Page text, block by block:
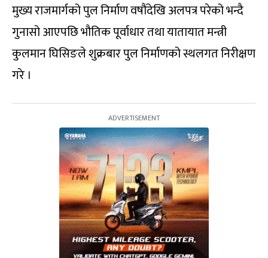
मुख्य राजमार्गको पुल निर्माण वषौंदेखि अलपत्र परेको भन्दै
गुनासो आएपछि भौतिक पूर्वाधार तथा यातायात मन्त्री
कुलमान घिसिङले शुक्रबार पुल निर्माणको स्थलगत निरीक्षण
गरे ।